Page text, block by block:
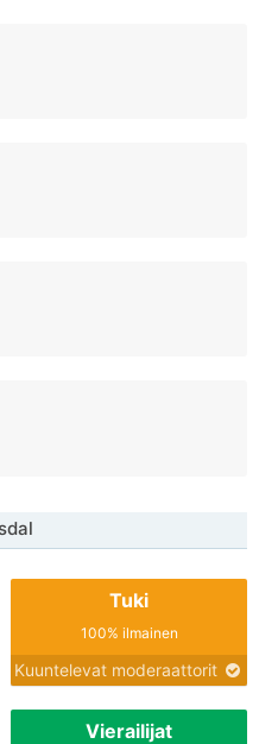
Tuki
100% ilmainen
Kuuntelevat moderaattorit
Vierailijat